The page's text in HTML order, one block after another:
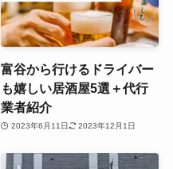
富谷から行けるドライバー
も嬉しい居酒屋5選＋代行
業者紹介
2023年6月11日 2023年12月1日